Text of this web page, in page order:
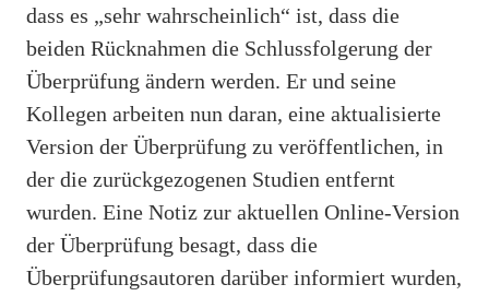
dass es „sehr wahrscheinlich“ ist, dass die
beiden Rücknahmen die Schlussfolgerung der
Überprüfung ändern werden. Er und seine
Kollegen arbeiten nun daran, eine aktualisierte
Version der Überprüfung zu veröffentlichen, in
der die zurückgezogenen Studien entfernt
wurden. Eine Notiz zur aktuellen Online-Version
der Überprüfung besagt, dass die
Überprüfungsautoren darüber informiert wurden,